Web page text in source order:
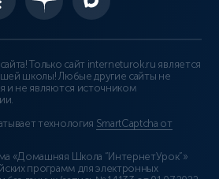
Только сайт interneturok.ru является
школы! Любые другие сайты не
не являются источником
технология SmartCaptcha от
«Домашняя Школа “ИнтернетУрок”»
программ для электронных